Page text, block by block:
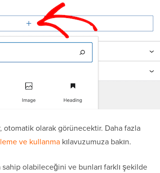
olarak görünecektir. Daha fazla
ve kullanma kılavuzumuza bakın.
olabileceğini ve bunları farklı şekilde